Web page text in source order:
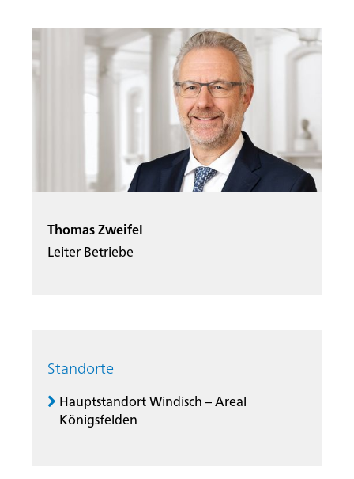
Thomas Zweifel
Leiter Betriebe
Standorte
Hauptstandort Windisch – Areal
Königsfelden